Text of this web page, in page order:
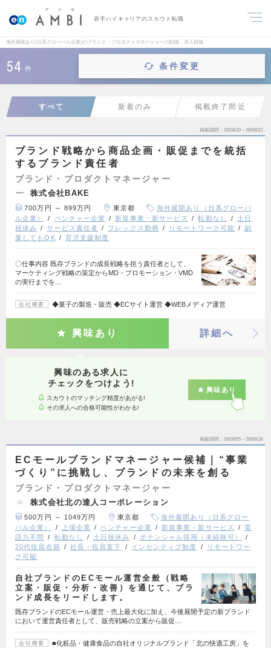
若手ハイキャリアのスカウト転職
海外展開あり(日系グローバル企業)のブランド・プロダクトマネージャーの転職・求人情報
54 件 条件変更
すべて 新着のみ 掲載終了間近
掲載期間 26/08/10～26/08/23
ブランド戦略から商品企画・販促までを統括
するブランド責任者
ブランド・プロダクトマネージャー
株式会社BAKE
700万円 ～ 899万円 東京都
海外展開あり（日系グローバ
ル企業）
ベンチャー企業 新規事業・新サービス 転勤なし
土日
祝休み
サービス責任者 フレックス勤務 リモートワーク可能
副
業してもOK
育児支援制度
〇仕事内容 既存ブランドの成長戦略を担う責任者として、
マーケティング戦略の策定からMD・プロモーション・VMD
の実行までを…
会社概要 ◆菓子の製造・販売 ◆ECサイト運営 ◆WEBメディア運営
興味あり 詳細へ
興味のある求人に
チェックをつけよう!
スカウトのマッチング精度があがる!
その求人への合格可能性がわかる!
興味あり
掲載期間 26/08/05～26/08/18
ECモールブランドマネージャー候補｜“事業
づくり”に挑戦し、ブランドの未来を創る
ブランド・プロダクトマネージャー
株式会社北の達人コーポレーション
500万円 ～ 1049万円 東京都
海外展開あり（日系グロー
バル企業）
上場企業 ベンチャー企業 新規事業・新サービス
英
語力不問
転勤なし 土日祝休み
ポテンシャル採用（未経験可）
20代役員在籍
社長・役員直下 インセンティブ制度
リモートワー
ク可能
自社ブランドのECモール運営全般（戦略
立案・販促・分析・改善）を通じて、ブラ
ンド成長をリードします。
既存ブランドのECモール運営・売上最大化に加え、今後展開予定の新ブランド
において運営責任者として、販売戦略の立案から販促…
会社概要
■化粧品・健康食品の自社オリジナルブランド「北の快適工房」を